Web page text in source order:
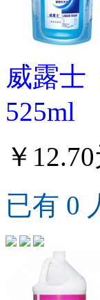
威露士
525ml
￥
已有 0